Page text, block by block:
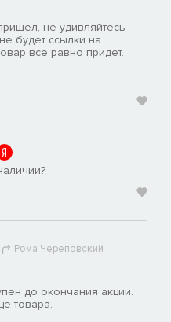
не удивляйтесь
будет ссылки на
все равно придет.
Рома Череповский
до окончания акции.
товара.